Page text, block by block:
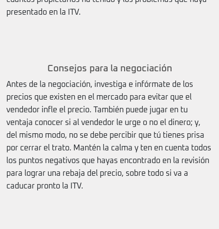
presentado en la ITV.
Consejos para la negociación
Antes de la negociación, investiga e infórmate de los
precios que existen en el mercado para evitar que el
vendedor infle el precio. También puede jugar en tu
ventaja conocer si al vendedor le urge o no el dinero; y,
del mismo modo, no se debe percibir que tú tienes prisa
por cerrar el trato. Mantén la calma y ten en cuenta todos
los puntos negativos que hayas encontrado en la revisión
para lograr una rebaja del precio, sobre todo si va a
caducar pronto la ITV.